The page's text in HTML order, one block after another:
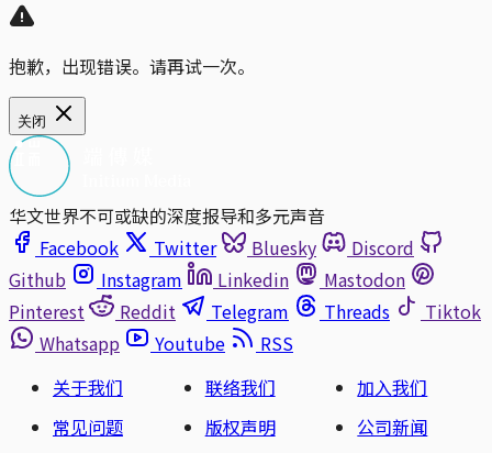
抱歉，出现错误。请再试一次。
关闭
华文世界不可或缺的深度报导和多元声音
Facebook
Twitter Bluesky
Discord
Github
Instagram Linkedin
Mastodon
Pinterest
Reddit Telegram Threads
Tiktok
Whatsapp
Youtube
RSS
关于我们
联络我们
加入我们
常见问题
版权声明
公司新闻